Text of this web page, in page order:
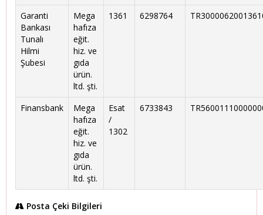
Garanti
Bankası
Tunalı
Hilmi
Şubesi
Mega
hafıza
eğit.
hiz. ve
gıda
ürün.
ltd. şti.
1361 6298764
Finansbank
Mega
hafıza
eğit.
hiz. ve
gıda
ürün.
ltd. şti.
Esat
/
1302
6733843
Posta Çeki Bilgileri